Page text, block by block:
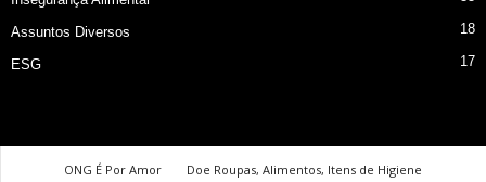
Assuntos Diversos 18
ESG 17
ONG É Por Amor Doe Roupas, Alimentos, Itens de Higiene